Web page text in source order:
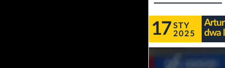
17 STY
2025
Artur
dwa